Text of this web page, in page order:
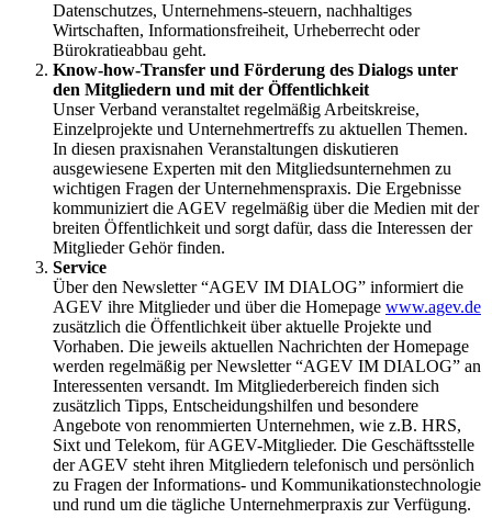
Datenschutzes, Unternehmens-steuern, nachhaltiges
Wirtschaften, Informationsfreiheit, Urheberrecht oder
Bürokratieabbau geht.
Know-how-Transfer und Förderung des Dialogs unter
den Mitgliedern und mit der Öffentlichkeit
Unser Verband veranstaltet regelmäßig Arbeitskreise,
Einzelprojekte und Unternehmertreffs zu aktuellen Themen.
In diesen praxisnahen Veranstaltungen diskutieren
ausgewiesene Experten mit den Mitgliedsunternehmen zu
wichtigen Fragen der Unternehmenspraxis. Die Ergebnisse
kommuniziert die AGEV regelmäßig über die Medien mit der
breiten Öffentlichkeit und sorgt dafür, dass die Interessen der
Mitglieder Gehör finden.
Service
Über den Newsletter “AGEV IM DIALOG” informiert die
AGEV ihre Mitglieder und über die Homepage www.agev.de
zusätzlich die Öffentlichkeit über aktuelle Projekte und
Vorhaben. Die jeweils aktuellen Nachrichten der Homepage
werden regelmäßig per Newsletter “AGEV IM DIALOG” an
Interessenten versandt. Im Mitgliederbereich finden sich
zusätzlich Tipps, Entscheidungshilfen und besondere
Angebote von renommierten Unternehmen, wie z.B. HRS,
Sixt und Telekom, für AGEV-Mitglieder. Die Geschäftsstelle
der AGEV steht ihren Mitgliedern telefonisch und persönlich
zu Fragen der Informations- und Kommunikationstechnologie
und rund um die tägliche Unternehmerpraxis zur Verfügung.